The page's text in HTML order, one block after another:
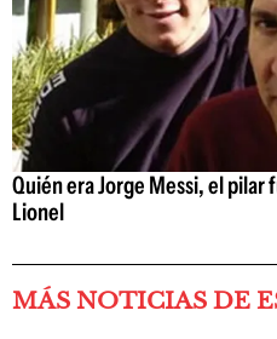
Quién era Jorge Messi, el
Lionel
MÁS NOTICIAS DE